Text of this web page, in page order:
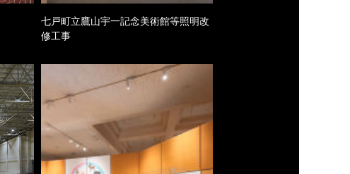
七戸町立鷹山宇一記念美術館等照明改
修工事